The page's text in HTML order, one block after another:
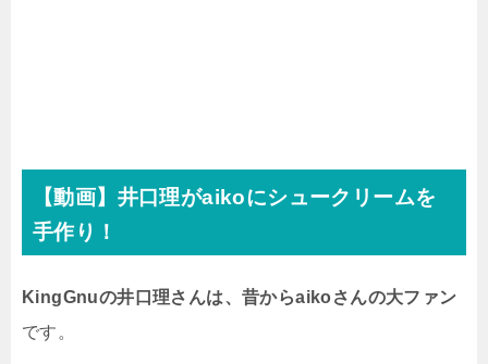
【動画】井口理がaikoにシュークリームを
手作り！
KingGnuの井口理さんは、昔からaikoさんの大ファン
です。